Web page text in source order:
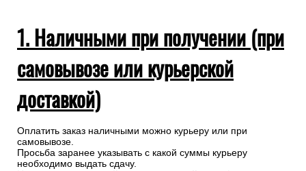
1. Наличными при получении (при
самовывозе или курьерской
доставкой)
Оплатить заказ наличными можно курьеру или при
самовывозе.
Просьба заранее указывать с какой суммы курьеру
необходимо выдать сдачу.